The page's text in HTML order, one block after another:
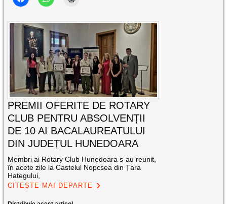
PREMII OFERITE DE ROTARY
CLUB PENTRU ABSOLVENȚII
DE 10 AI BACALAUREATULUI
DIN JUDEȚUL HUNEDOARA
Membri ai Rotary Club Hunedoara s-au reunit,
în acete zile la Castelul Nopcsea din Țara
Hațegului,
CITEȘTE MAI DEPARTE